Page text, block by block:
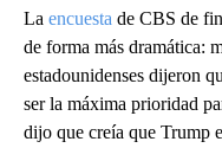
La encuesta de CBS de
de forma más dramática:
estadounidenses dijeron
ser la máxima prioridad
dijo que creía que Trump